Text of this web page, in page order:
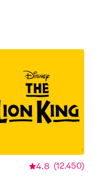
4.8 (12.450)